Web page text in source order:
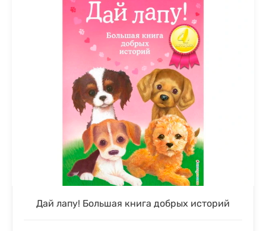
Дай лапу! Большая книга добрых историй